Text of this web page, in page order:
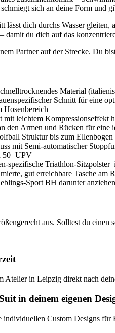
sich an deine Form
lässt dich durchs Wasser
damit du dich auf das
Partner auf der Strecke. Du
Material
Schnitt für eine
mit leichtem Kompressionseffekt
den Armen und Rücken für eine
Struktur bis zum
mit Semi-automatischer
50+UPV
spezifische Triathlon-
gut erreichbare Tasche am
Sport BH darunter anziehen
aus. Solltest du einen
Atelier in Leipzig direkt nach
in deinem eigenen
individuellen Custom Designs